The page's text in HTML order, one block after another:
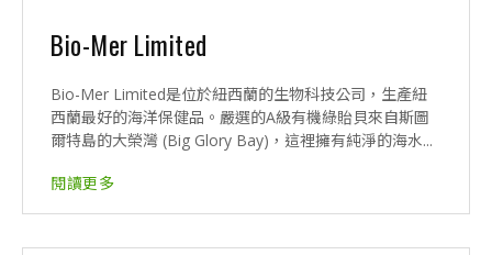
Bio-Mer Limited
Bio-Mer Limited是位於紐西蘭的生物科技公司，生產紐
西蘭最好的海洋保健品。嚴選的A級有機綠貽貝來自斯圖
爾特島的大榮灣 (Big Glory Bay)，這裡擁有純淨的海水...
閱讀更多